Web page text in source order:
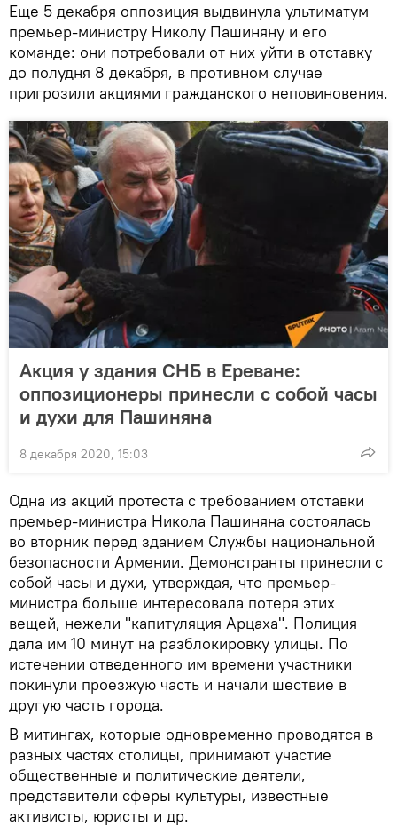
Еще 5 декабря оппозиция выдвинула ультиматум
премьер-министру Николу Пашиняну и его
команде: они потребовали от них уйти в отставку
до полудня 8 декабря, в противном случае
пригрозили акциями гражданского неповиновения.
Акция у здания СНБ в Ереване:
оппозиционеры принесли с собой часы
и духи для Пашиняна
8 декабря 2020, 15:03
Одна из акций протеста с требованием отставки
премьер-министра Никола Пашиняна состоялась
во вторник перед зданием Службы национальной
безопасности Армении. Демонстранты принесли с
собой часы и духи, утверждая, что премьер-
министра больше интересовала потеря этих
вещей, нежели "капитуляция Арцаха". Полиция
дала им 10 минут на разблокировку улицы. По
истечении отведенного им времени участники
покинули проезжую часть и начали шествие в
другую часть города.
В митингах, которые одновременно проводятся в
разных частях столицы, принимают участие
общественные и политические деятели,
представители сферы культуры, известные
активисты, юристы и др.